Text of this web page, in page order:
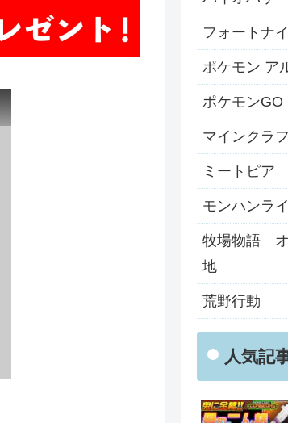
フォートナ
ポケモン ア
ポケモンGO
マインクラ
ミートピア
モンハンラ
牧場物語 オ
地
荒野行動
人気記